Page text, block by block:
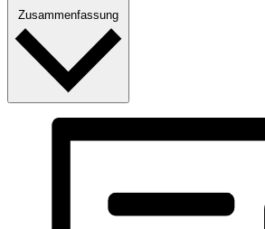
Zusammenfassung